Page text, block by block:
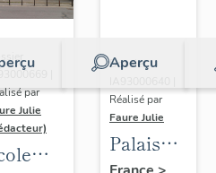
|
par
Julie
Aperçu
Dossier
Réalisé par
Faure Julie
Palais